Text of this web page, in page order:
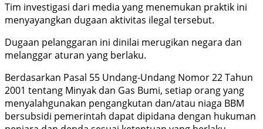
Tim investigasi dari media yang menemukan praktik ini
menyayangkan dugaan aktivitas ilegal tersebut.
Dugaan pelanggaran ini dinilai merugikan negara dan
melanggar aturan yang berlaku.
Berdasarkan Pasal 55 Undang-Undang Nomor 22 Tahun
2001 tentang Minyak dan Gas Bumi, setiap orang yang
menyalahgunakan pengangkutan dan/atau niaga BBM
bersubsidi pemerintah dapat dipidana dengan hukuman